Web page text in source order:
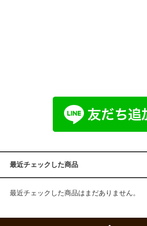
最近チェックした商品
最近チェックした商品はまだありません。